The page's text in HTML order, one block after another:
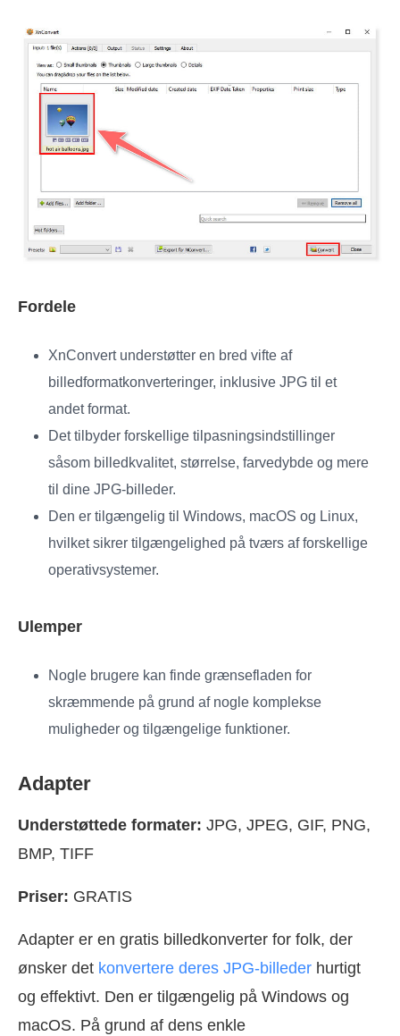
Fordele
XnConvert understøtter en bred vifte af
billedformatkonverteringer, inklusive JPG til et
andet format.
Det tilbyder forskellige tilpasningsindstillinger
såsom billedkvalitet, størrelse, farvedybde og mere
til dine JPG-billeder.
Den er tilgængelig til Windows, macOS og Linux,
hvilket sikrer tilgængelighed på tværs af forskellige
operativsystemer.
Ulemper
Nogle brugere kan finde grænsefladen for
skræmmende på grund af nogle komplekse
muligheder og tilgængelige funktioner.
Adapter
Understøttede formater: JPG, JPEG, GIF, PNG,
BMP, TIFF
Priser: GRATIS
Adapter er en gratis billedkonverter for folk, der
ønsker det konvertere deres JPG-billeder hurtigt
og effektivt. Den er tilgængelig på Windows og
macOS. På grund af dens enkle